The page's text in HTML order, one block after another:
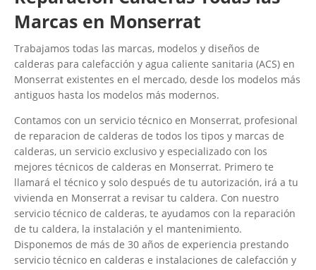
Marcas en Monserrat
Trabajamos todas las marcas, modelos y diseños de
calderas para calefacción y agua caliente sanitaria (ACS) en
Monserrat existentes en el mercado, desde los modelos más
antiguos hasta los modelos más modernos.
Contamos con un servicio técnico en Monserrat, profesional
de reparacion de calderas de todos los tipos y marcas de
calderas, un servicio exclusivo y especializado con los
mejores técnicos de calderas en Monserrat. Primero te
llamará el técnico y solo después de tu autorización, irá a tu
vivienda en Monserrat a revisar tu caldera. Con nuestro
servicio técnico de calderas, te ayudamos con la reparación
de tu caldera, la instalación y el mantenimiento.
Disponemos de más de 30 años de experiencia prestando
servicio técnico en calderas e instalaciones de calefacción y